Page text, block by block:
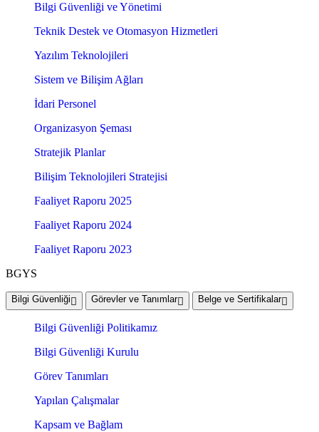
Bilgi Güvenliği ve Yönetimi
Teknik Destek ve Otomasyon Hizmetleri
Yazılım Teknolojileri
Sistem ve Bilişim Ağları
İdari Personel
Organizasyon Şeması
Stratejik Planlar
Bilişim Teknolojileri Stratejisi
Faaliyet Raporu 2025
Faaliyet Raporu 2024
Faaliyet Raporu 2023
BGYS
Bilgi Güvenliği Görevler ve Tanımlar Belge ve Sertifikalar
Bilgi Güvenliği Politikamız
Bilgi Güvenliği Kurulu
Görev Tanımları
Yapılan Çalışmalar
Kapsam ve Bağlam